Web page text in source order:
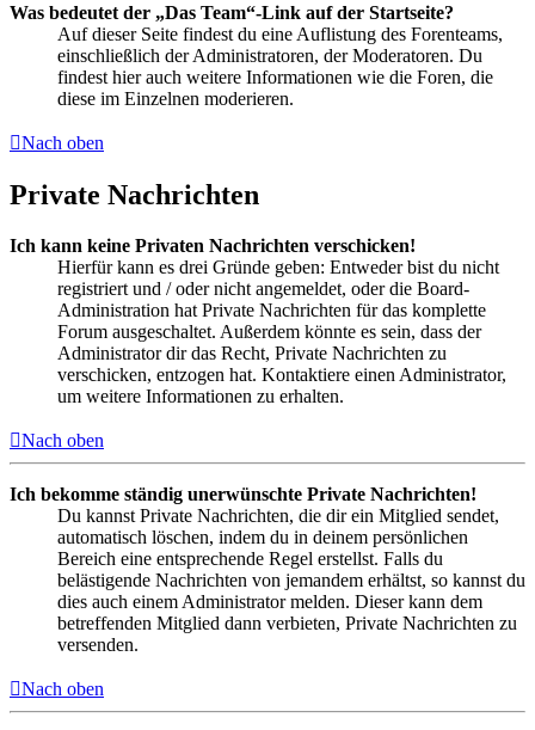
Was bedeutet der „Das Team“-Link auf der Startseite?
Auf dieser Seite findest du eine Auflistung des Forenteams,
einschließlich der Administratoren, der Moderatoren. Du
findest hier auch weitere Informationen wie die Foren, die
diese im Einzelnen moderieren.
Nach oben
Private Nachrichten
Ich kann keine Privaten Nachrichten verschicken!
Hierfür kann es drei Gründe geben: Entweder bist du nicht
registriert und / oder nicht angemeldet, oder die Board-
Administration hat Private Nachrichten für das komplette
Forum ausgeschaltet. Außerdem könnte es sein, dass der
Administrator dir das Recht, Private Nachrichten zu
verschicken, entzogen hat. Kontaktiere einen Administrator,
um weitere Informationen zu erhalten.
Nach oben
Ich bekomme ständig unerwünschte Private Nachrichten!
Du kannst Private Nachrichten, die dir ein Mitglied sendet,
automatisch löschen, indem du in deinem persönlichen
Bereich eine entsprechende Regel erstellst. Falls du
belästigende Nachrichten von jemandem erhältst, so kannst du
dies auch einem Administrator melden. Dieser kann dem
betreffenden Mitglied dann verbieten, Private Nachrichten zu
versenden.
Nach oben